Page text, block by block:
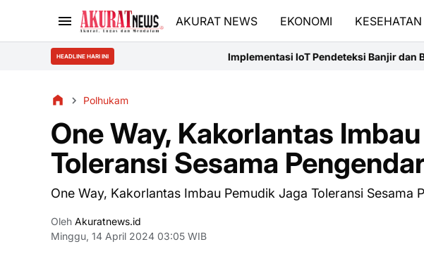
AKURAT NEWS EKONOMI KESEHATAN
HEADLINE HARI INI Implementasi IoT Pendeteksi Banjir dan Bank Sampah Digital
Polhukam
One Way, Kakorlantas
Toleransi Sesama
One Way, Kakorlantas Imbau Pemudik Jaga Toleransi Sesama
Oleh Akuratnews.id
Minggu, 14 April 2024 03:05 WIB